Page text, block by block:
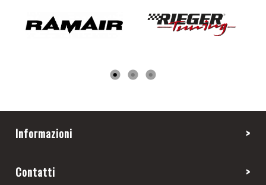
Informazioni
Contatti